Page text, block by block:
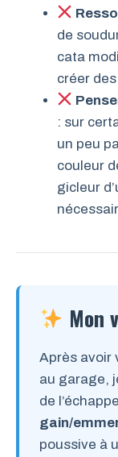
de
cata
créer
: sur
un peu
couleur
gicleur
Mon
Après avoir
au garage,
de
gain/
poussive à